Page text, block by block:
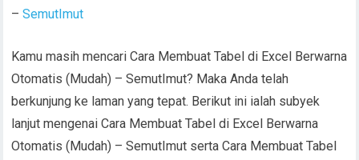
–SemutImut
Kamu masih mencari Cara Membuat Tabel di Excel Berwarna
Otomatis (Mudah) – SemutImut? Maka Anda telah
berkunjung ke laman yang tepat. Berikut ini ialah subyek
lanjut mengenai Cara Membuat Tabel di Excel Berwarna
Otomatis (Mudah) – SemutImut serta Cara Membuat Tabel